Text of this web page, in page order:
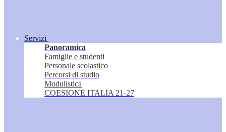
Servizi
Panoramica
Famiglie e studenti
Personale scolastico
Percorsi di studio
Modulistica
COESIONE ITALIA 21-27